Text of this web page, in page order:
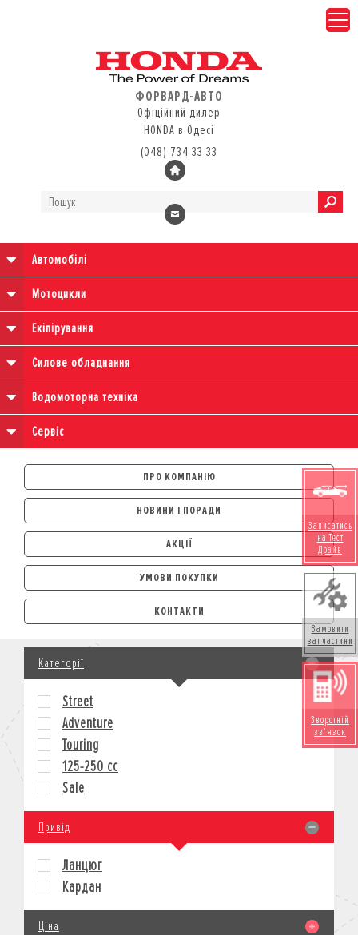
ФОРВАРД-АВТО
Офіційний дилер
HONDA в Одесі
(048) 734 33 33
Автомобілі
Мотоцикли
Екіпірування
Силове обладнання
Водомоторна техніка
Сервіс
ПРО КОМПАНІЮ
НОВИНИ І ПОРАДИ
АКЦІЇ
УМОВИ ПОКУПКИ
АВТОМОБІЛІ
ЛІЗИНГ
КРЕДИТ
СТРАХУВАННЯ
КОРПОРАТИВНИМ КЛІЄНТАМ
МОТОЦИКЛИ
КРЕДИТ
СТРАХУВАННЯ
КОРПОРАТИВНИМ КЛІЄНТАМ
КОНТАКТИ
Записатись
на Тест
Драйв
Замовити
запчастини
Зворотній
зв'язок
Категорії
Street
Adventure
Touring
125-250 cc
Sale
Привід
Ланцюг
Кардан
Ціна